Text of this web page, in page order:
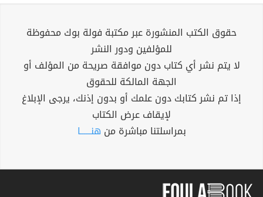
حقوق الكتب المنشورة عبر مكتبة فولة بوك محفوظة
للمؤلفين ودور النشر
لا يتم نشر أي كتاب دون موافقة صريحة من المؤلف أو
الجهة المالكة للحقوق
إذا تم نشر كتابك دون علمك أو بدون إذنك، يرجى الإبلاغ
لإيقاف عرض الكتاب
بمراسلتنا مباشرة من هنــــــا